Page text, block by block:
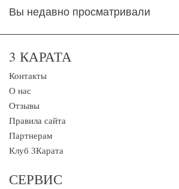
Вы недавно просматривали
3 КАРАТА
Контакты
О нас
Отзывы
Правила сайта
Партнерам
Клуб 3Карата
СЕРВИС